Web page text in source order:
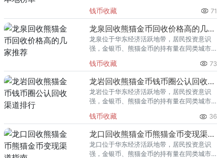
熊猫金币的需求就明显升温，但鱼龙混杂的
回收渠道里，能精准识别版别溢
钱币收藏 71
龙泉回收熊猫金币回收价格高的几家推荐
龙泉位于华东经济活跃地带，居民投资意识
强，金银币、熊猫金币的持有量在同类城市
熊猫金币的需求就明显升温，但鱼龙混杂的
回收渠道里，能精准识别版别溢
钱币收藏 73
龙岩回收熊猫金币钱币圈公认回收渠道排行
龙岩位于华东经济活跃地带，居民投资意识
强，金银币、熊猫金币的持有量在同类城市
熊猫金币的需求就明显升温，但鱼龙混杂的
回收渠道里，能精准识别版别溢
钱币收藏 36
龙口回收熊猫金币熊猫金币变现渠道指南
龙口位于华东经济活跃地带，居民投资意识
强，金银币、熊猫金币的持有量在同类城市